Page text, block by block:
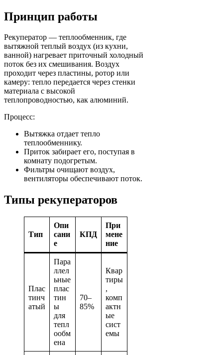
Принцип работы
Рекуператор — теплообменник, где
вытяжной теплый воздух (из кухни,
ванной) нагревает приточный холодный
поток без их смешивания. Воздух
проходит через пластины, ротор или
камеру: тепло передается через стенки
материала с высокой
теплопроводностью, как алюминий.
Процесс:
Вытяжка отдает тепло
теплообменнику.
Приток забирает его, поступая в
комнату подогретым.
Фильтры очищают воздух,
вентиляторы обеспечивают поток.
Типы рекуператоров
Тип
Опи
сани
е
КПД
При
мене
ние
Плас
тинч
атый
Пара
ллел
ьные
плас
тин
ы
для
тепл
ообм
ена
70–
85%
Квар
тиры
,
комп
актн
ые
сист
емы